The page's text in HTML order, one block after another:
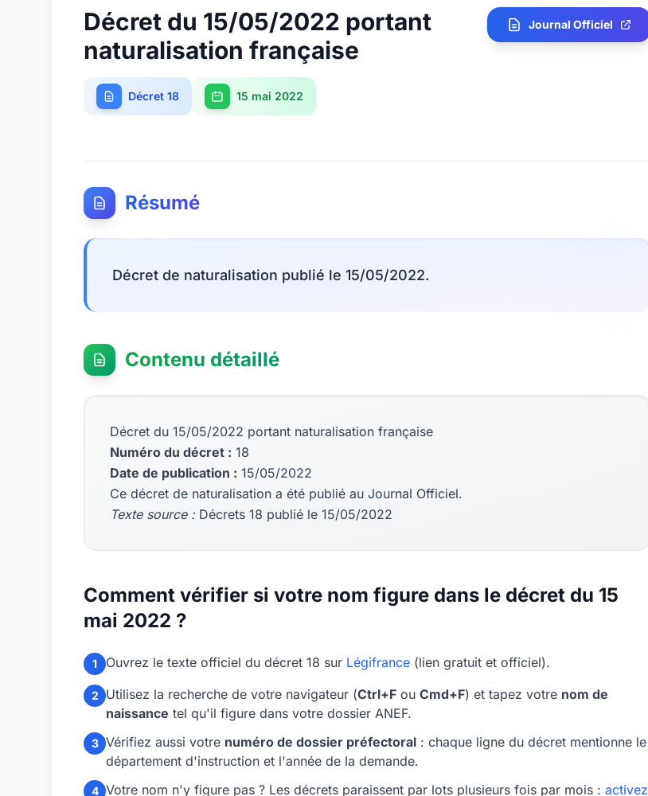
Décret du 15/05/2022 portant
naturalisation française
Décret 18 15 mai 2022
Journal Officiel
Résumé
Décret de naturalisation publié le 15/05/2022.
Contenu détaillé
Décret du 15/05/2022 portant naturalisation française
Numéro du décret : 18
Date de publication : 15/05/2022
Ce décret de naturalisation a été publié au Journal Officiel.
Texte source :Décrets 18 publié le 15/05/2022
Comment vérifier si votre nom figure dans le décret du 15
mai 2022 ?
1 Ouvrez le texte officiel du décret 18 sur Légifrance (lien gratuit et officiel).
2 Utilisez la recherche de votre navigateur (Ctrl+F ou Cmd+F) et tapez votre nom de
naissance tel qu'il figure dans votre dossier ANEF.
3 Vérifiez aussi votre numéro de dossier préfectoral : chaque ligne du décret mentionne le
département d'instruction et l'année de la demande.
4 Votre nom n'y figure pas ? Les décrets paraissent par lots plusieurs fois par mois : activez